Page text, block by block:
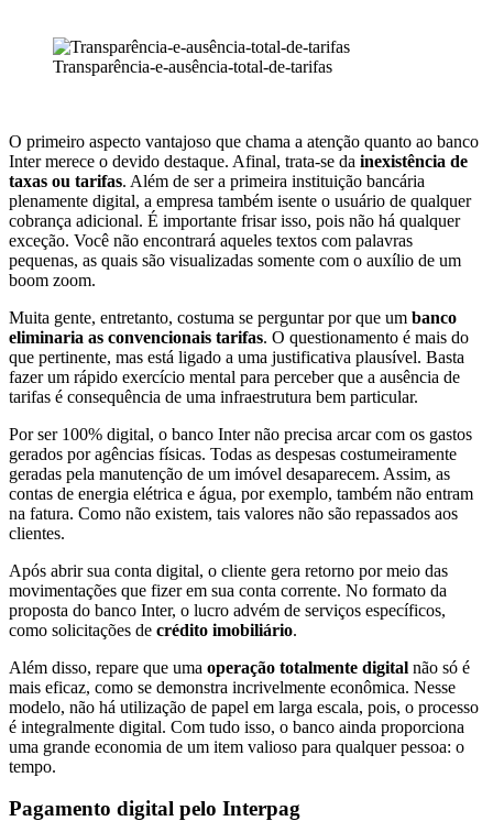
Transparência-e-ausência-total-de-tarifas
O primeiro aspecto vantajoso que chama a atenção quanto ao banco
Inter merece o devido destaque. Afinal, trata-se da inexistência de
taxas ou tarifas. Além de ser a primeira instituição bancária
plenamente digital, a empresa também isente o usuário de qualquer
cobrança adicional. É importante frisar isso, pois não há qualquer
exceção. Você não encontrará aqueles textos com palavras
pequenas, as quais são visualizadas somente com o auxílio de um
boom zoom.
Muita gente, entretanto, costuma se perguntar por que um banco
eliminaria as convencionais tarifas. O questionamento é mais do
que pertinente, mas está ligado a uma justificativa plausível. Basta
fazer um rápido exercício mental para perceber que a ausência de
tarifas é consequência de uma infraestrutura bem particular.
Por ser 100% digital, o banco Inter não precisa arcar com os gastos
gerados por agências físicas. Todas as despesas costumeiramente
geradas pela manutenção de um imóvel desaparecem. Assim, as
contas de energia elétrica e água, por exemplo, também não entram
na fatura. Como não existem, tais valores não são repassados aos
clientes.
Após abrir sua conta digital, o cliente gera retorno por meio das
movimentações que fizer em sua conta corrente. No formato da
proposta do banco Inter, o lucro advém de serviços específicos,
como solicitações de crédito imobiliário.
Além disso, repare que uma operação totalmente digital não só é
mais eficaz, como se demonstra incrivelmente econômica. Nesse
modelo, não há utilização de papel em larga escala, pois, o processo
é integralmente digital. Com tudo isso, o banco ainda proporciona
uma grande economia de um item valioso para qualquer pessoa: o
tempo.
Pagamento digital pelo Interpag